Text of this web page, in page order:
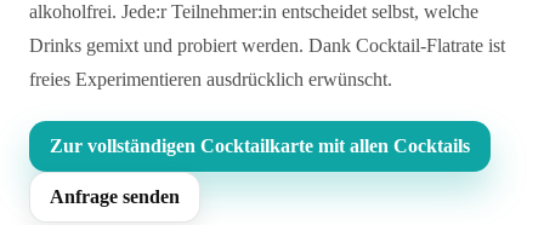
alkoholfrei. Jede:r Teilnehmer:in entscheidet selbst, welche
Drinks gemixt und probiert werden. Dank Cocktail-Flatrate ist
freies Experimentieren ausdrücklich erwünscht.
Zur vollständigen Cocktailkarte mit allen Cocktails
Anfrage senden